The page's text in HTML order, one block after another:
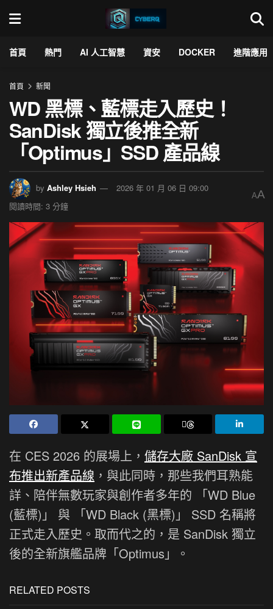
首頁 熱門 AI 人工智慧 資安 DOCKER 進階應用
首頁 新聞
WD 黑標、藍標走入歷史！
SanDisk 獨立後推全新
「Optimus」SSD 產品線
by Ashley Hsieh
2026 年 01 月 06 日 09:00
閱讀時間: 3 分鐘
AA
在 CES 2026 的展場上， 儲存大廠 SanDisk 宣
布推出新產品線 ，與此同時，那些我們耳熟能
詳、陪伴無數玩家與創作者多年的 「WD Blue
(藍標)」 與 「WD Black (黑標)」 SSD 名稱將
正式走入歷史。取而代之的，是 SanDisk 獨立
後的全新旗艦品牌「Optimus」。
RELATED POSTS